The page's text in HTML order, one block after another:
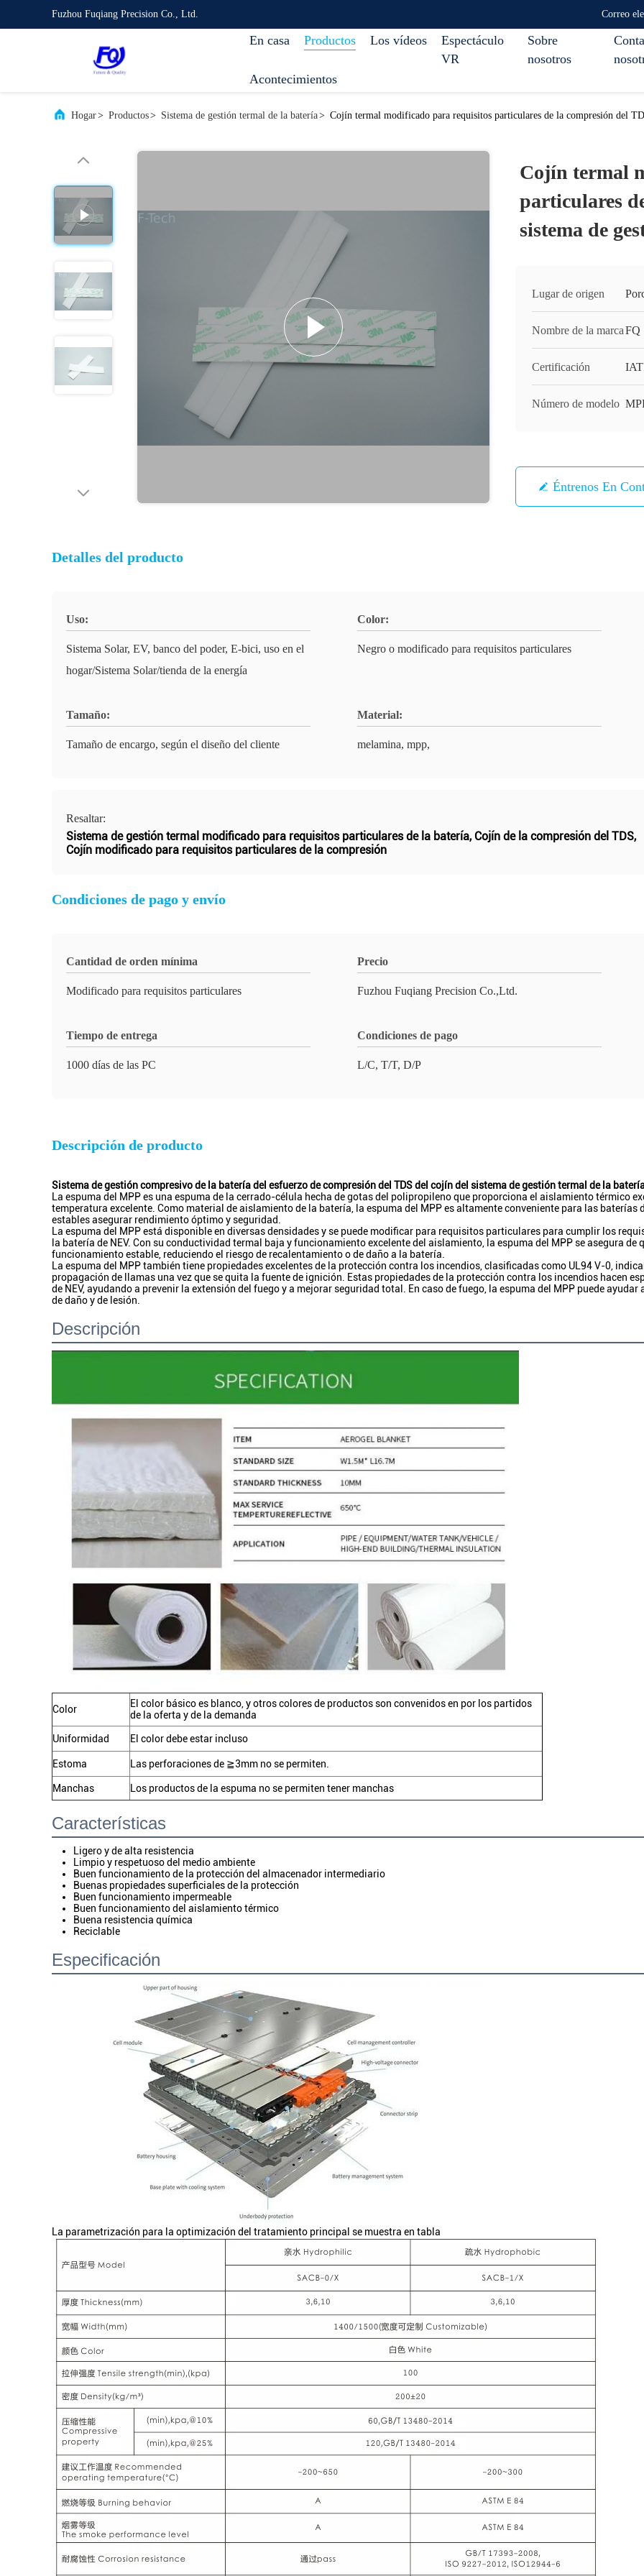
Fuzhou Fuqiang Precision Co., Ltd. Correo
En casa Productos Los vídeos
Espectáculo
VR
Sobre
nosotros
Acontecimientos
Hogar> Productos> Sistema de gestión termal de la batería> Cojín termal modificado para requisitos particulares de la compresión del
Cojín termal
particulares
sistema de
Lugar de origen
Nombre de la marcaFQ
Certificación
Número de modelo
Éntrenos En
Detalles del producto
Uso:
Sistema Solar, EV, banco del poder, E-bici, uso en el
hogar/Sistema Solar/tienda de la energía
Color:
Negro o modificado para requisitos particulares
Tamaño:
Tamaño de encargo, según el diseño del cliente
Material:
melamina, mpp,
Resaltar:
Sistema de gestión termal modificado para requisitos particulares de la batería, Cojín de la compresión del TDS,
Cojín modificado para requisitos particulares de la compresión
Condiciones de pago y envío
Cantidad de orden mínima
Modificado para requisitos particulares
Precio
Fuzhou Fuqiang Precision Co.,Ltd.
Tiempo de entrega
1000 días de las PC
Condiciones de pago
L/C, T/T, D/P
Descripción de producto
Sistema de gestión compresivo de la batería del esfuerzo de compresión del TDS del cojín del sistema de gestión termal de la
La espuma del MPP es una espuma de la cerrado-célula hecha de gotas del polipropileno que proporciona el aislamiento térmico
temperatura excelente. Como material de aislamiento de la batería, la espuma del MPP es altamente conveniente para las baterías
estables asegurar rendimiento óptimo y seguridad.
La espuma del MPP está disponible en diversas densidades y se puede modificar para requisitos particulares para cumplir los
la batería de NEV. Con su conductividad termal baja y funcionamiento excelente del aislamiento, la espuma del MPP se asegura
funcionamiento estable, reduciendo el riesgo de recalentamiento o de daño a la batería.
La espuma del MPP también tiene propiedades excelentes de la protección contra los incendios, clasificadas como UL94 V-0,
propagación de llamas una vez que se quita la fuente de ignición. Estas propiedades de la protección contra los incendios hacen
de NEV, ayudando a prevenir la extensión del fuego y a mejorar seguridad total. En caso de fuego, la espuma del MPP puede
de daño y de lesión.
Descripción
Color
El color básico es blanco, y otros colores de productos son convenidos en por los partidos
de la oferta y de la demanda
Uniformidad El color debe estar incluso
Estoma Las perforaciones de ≧3mm no se permiten.
Manchas Los productos de la espuma no se permiten tener manchas
Características
Ligero y de alta resistencia
Limpio y respetuoso del medio ambiente
Buen funcionamiento de la protección del almacenador intermediario
Buenas propiedades superficiales de la protección
Buen funcionamiento impermeable
Buen funcionamiento del aislamiento térmico
Buena resistencia química
Reciclable
Especificación
La parametrización para la optimización del tratamiento principal se muestra en tabla